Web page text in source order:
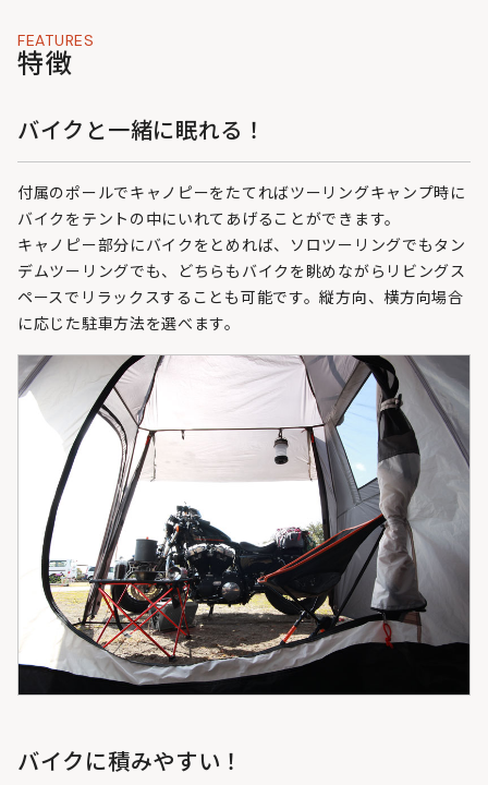
FEATURES
特徴
バイクと一緒に眠れる！
付属のポールでキャノピーをたてればツーリングキャンプ時に
バイクをテントの中にいれてあげることができます。
キャノピー部分にバイクをとめれば、ソロツーリングでもタン
デムツーリングでも、どちらもバイクを眺めながらリビングス
ペースでリラックスすることも可能です。縦方向、横方向場合
に応じた駐車方法を選べます。
バイクに積みやすい！